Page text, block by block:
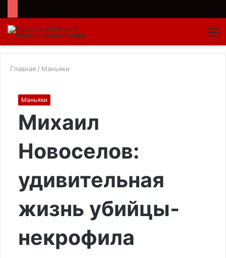
Switch
skin
Главная / Маньяки
Маньяки
Михаил
Новоселов:
удивительная
жизнь убийцы-
некрофила